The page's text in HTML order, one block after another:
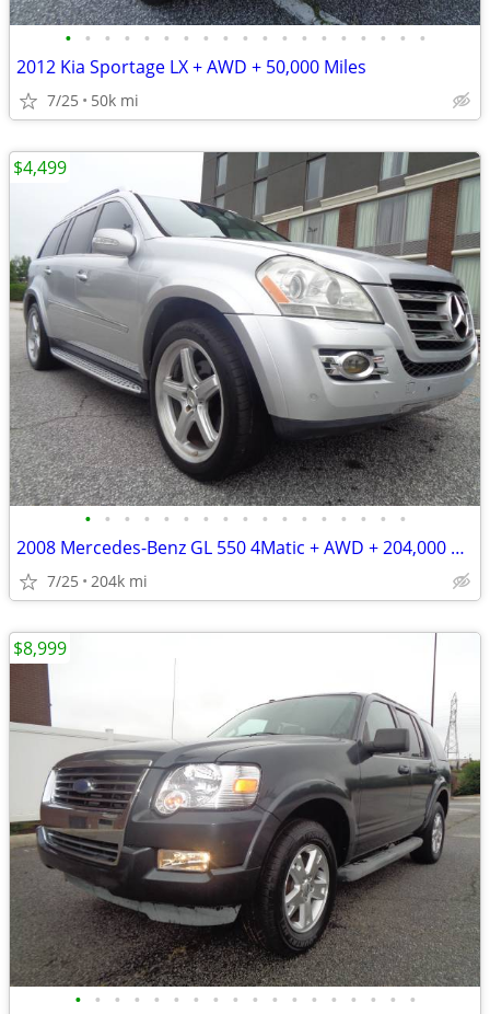
• • • • • • • • • • • • • • • • • • •
2012 Kia Sportage LX + AWD + 50,000 Miles
7/25 50k mi
• • • • • • • • • • • • • • • • •
2008 Mercedes-Benz GL 550 4Matic + AWD + 204,000 Miles
7/25 204k mi
$4,499
• • • • • • • • • • • • • • • • • •
$8,999